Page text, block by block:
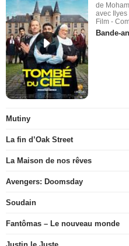
de
avec
Film -
Bande-
Mutiny
La fin d’Oak Street
La Maison de nos rêves
Avengers: Doomsday
Soudain
Fantômas – Le nouveau monde